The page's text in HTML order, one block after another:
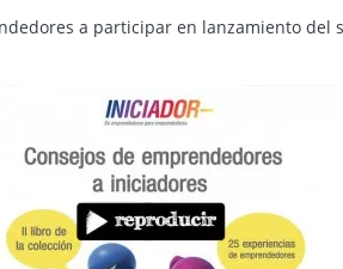
a participar en lanzamiento del